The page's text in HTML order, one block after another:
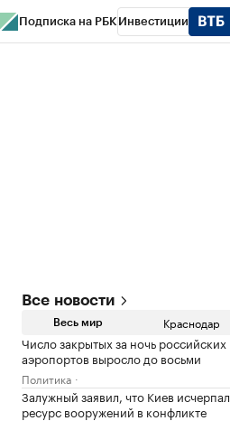
Подписка на РБК Инвестиции
Все новости
Весь мир Краснодар
Число закрытых за ночь российских
аэропортов выросло до восьми
Политика
Залужный заявил, что Киев исчерпал
ресурс вооружений в конфликте